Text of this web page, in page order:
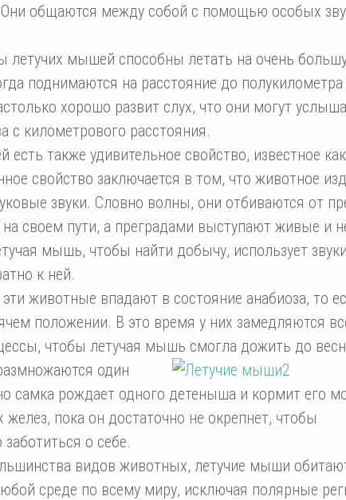
общаются между собой с помощью особых
летучих мышей способны летать на очень
поднимаются на расстояние до полукилометра
хорошо развит слух, что они могут
с километрового расстояния.
есть также удивительное свойство, известное как
свойство заключается в том, что животное
звуки. Словно волны, они отбиваются от
своем пути, а преградами выступают живые и
мышь, чтобы найти добычу, использует
к ней.
животные впадают в состояние анабиоза, то
положении. В это время у них замедляются
чтобы летучая мышь смогла дожить до
один
самка рождает одного детеныша и кормит его
пока он достаточно не окрепнет, чтобы
о себе.
видов животных, летучие мыши
среде по всему миру, исключая полярные